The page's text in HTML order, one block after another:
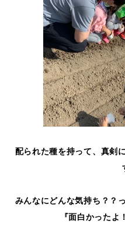
配られた種を持って、真剣
みんなにどんな気持ち？？
『面白かったよ